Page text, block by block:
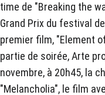
time de "Breaking the
Grand Prix du festival
premier film, "Element
partie de soirée, Arte
novembre, à 20h45, la
"Melancholia", le film